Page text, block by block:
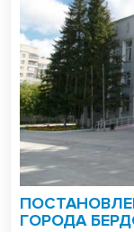
ГОРОДА